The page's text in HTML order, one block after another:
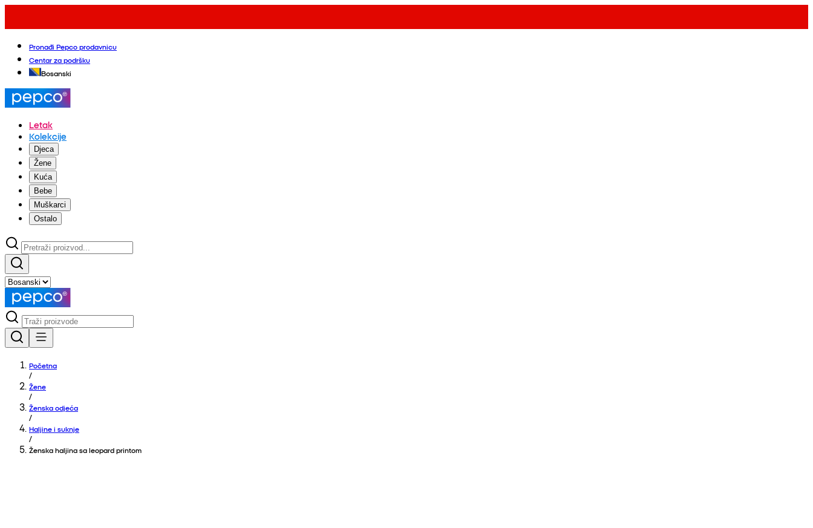
Pronađi Pepco prodavnicu
Centar za podršku
Bosanski
Letak
Kolekcije
Djeca
Žene
Kuća
Bebe
Muškarci
Ostalo
Početna
/
Žene
/
Ženska odjeća
/
Haljine i suknje
/
Ženska haljina sa leopard printom